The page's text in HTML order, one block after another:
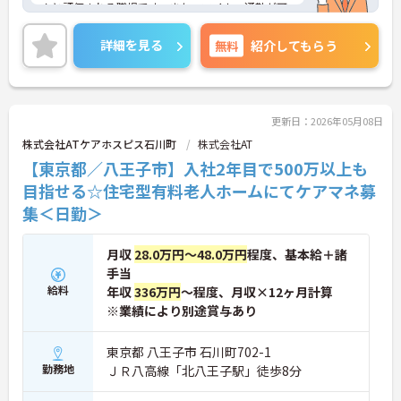
んと評価される職場です。また、マイカー通勤が可
能です。通勤が苦になりません。
ご興味のある方には、面接対策ポイントなど、さら
に詳細をご案内しますのでお気軽にご相談くださ
い！
詳細を見る 無料 紹介してもらう
更新日：2026年05月08日
株式会社ATケアホスピス石川町 株式会社AT
【東京都／八王子市】入社2年目で500万以上も
目指せる☆住宅型有料老人ホームにてケアマネ募
集＜日勤＞
給料
月収 28.0万円～48.0万円程度、基本給＋諸
手当
年収336万円～程度、月収×12ヶ月計算
※業績により別途賞与あり
勤務地
東京都 八王子市 石川町702-1
ＪＲ八高線「北八王子駅」徒歩8分